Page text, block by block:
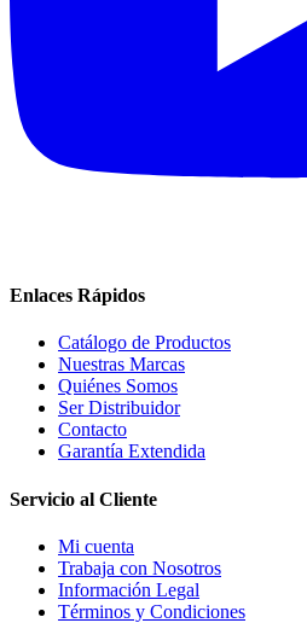
Enlaces Rápidos
Catálogo de Productos
Nuestras Marcas
Quiénes Somos
Ser Distribuidor
Contacto
Garantía Extendida
Servicio al Cliente
Mi cuenta
Trabaja con Nosotros
Información Legal
Términos y Condiciones